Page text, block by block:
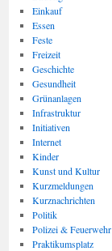
Einkauf
Essen
Feste
Freizeit
Geschichte
Gesundheit
Grünanlagen
Infrastruktur
Initiativen
Internet
Kinder
Kunst und Kultur
Kurzmeldungen
Kurznachrichten
Politik
Polizei & Feuerwehr
Praktikumsplatz